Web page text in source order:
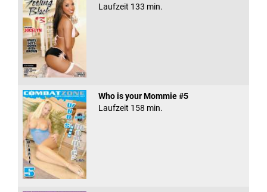
Laufzeit 133 min.
Who is your Mommie #5
Laufzeit 158 min.